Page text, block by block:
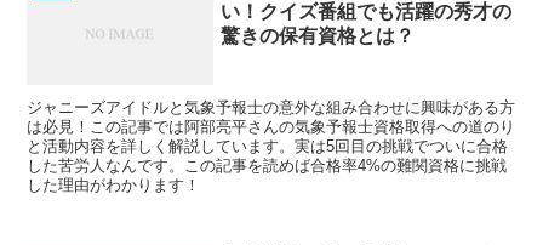
い！クイズ番組でも活躍の秀才の
驚きの保有資格とは？
ジャニーズアイドルと気象予報士の意外な組み合わせに興味がある方
は必見！この記事では阿部亮平さんの気象予報士資格取得への道のり
と活動内容を詳しく解説しています。実は5回目の挑戦でついに合格
した苦労人なんです。この記事を読めば合格率4%の難関資格に挑戦
した理由がわかります！